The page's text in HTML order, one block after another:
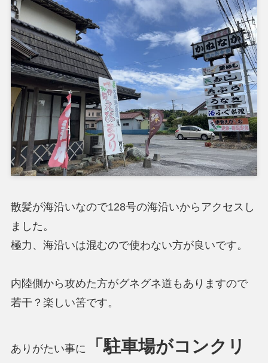
散髪が海沿いなので128号の海沿いからアクセスし
ました。
極力、海沿いは混むので使わない方が良いです。
内陸側から攻めた方がグネグネ道もありますので
若干？楽しい筈です。
ありがたい事に
「駐車場がコンクリ